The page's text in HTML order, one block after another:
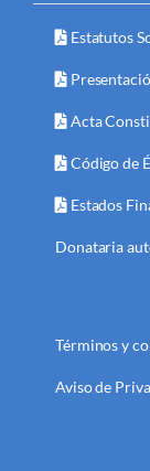
Estatutos
Acta
Código de
Estados
Donataria
Términos y
Aviso de